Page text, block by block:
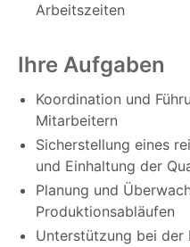
Arbeitszeiten
Ihre Aufgaben
Koordination und
Mitarbeitern
Sicherstellung eines
und Einhaltung der
Planung und
Produktionsabläufen
Unterstützung bei der